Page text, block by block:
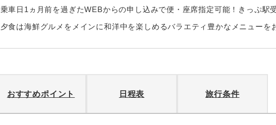
乗車日1ヵ月前を過ぎたWEBからの申し込みで便・座席指定可能！きっぷ駅
夕食は海鮮グルメをメインに和洋中を楽しめるバラエティ豊かなメニューを
おすすめポイント 日程表 旅行条件